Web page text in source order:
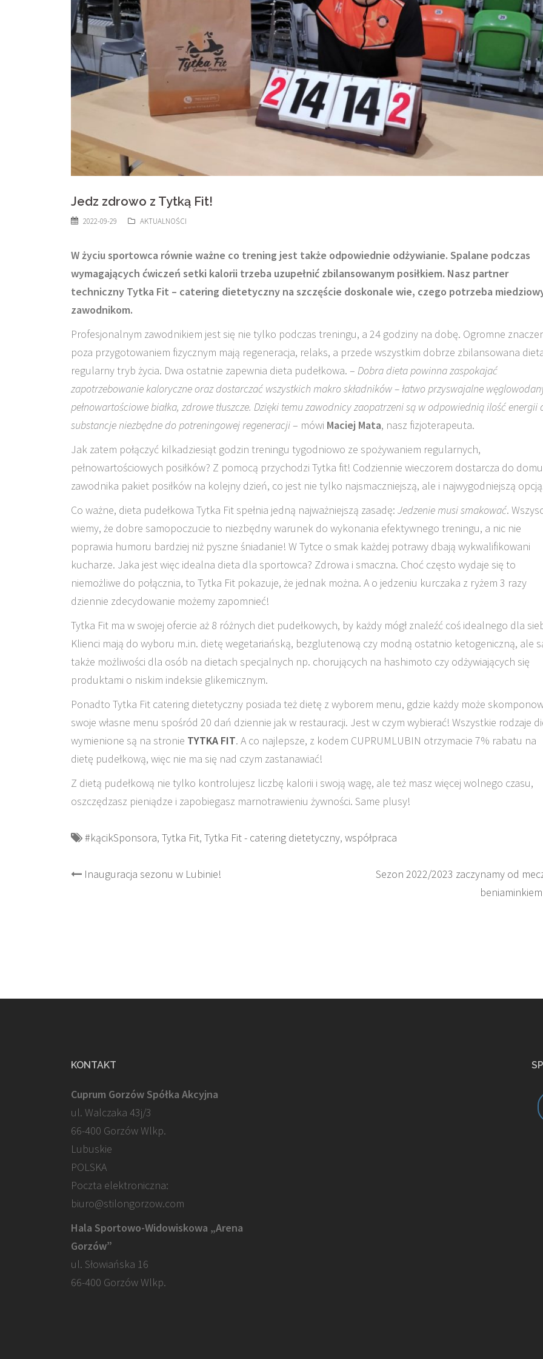
Jedz zdrowo z Tytką Fit!
2022-09-29 AKTUALNOŚCI
W życiu sportowca równie ważne co trening jest także odpowiednie odżywianie. Spalane podczas
wymagających ćwiczeń setki kalorii trzeba uzupełnić zbilansowanym posiłkiem. Nasz partner
techniczny Tytka Fit – catering dietetyczny na szczęście doskonale wie, czego potrzeba
zawodnikom.
Profesjonalnym zawodnikiem jest się nie tylko podczas treningu, a 24 godziny na dobę. Ogromne
poza przygotowaniem fizycznym mają regeneracja, relaks, a przede wszystkim dobrze zbilansowana
regularny tryb życia. Dwa ostatnie zapewnia dieta pudełkowa. – Dobra dieta powinna zaspokajać
zapotrzebowanie kaloryczne oraz dostarczać wszystkich makro składników – łatwo przyswajalne
pełnowartościowe białka, zdrowe tłuszcze. Dzięki temu zawodnicy zaopatrzeni są w odpowiednią ilość energii
substancje niezbędne do potreningowej regeneracji– mówi Maciej Mata, nasz fizjoterapeuta.
Jak zatem połączyć kilkadziesiąt godzin treningu tygodniowo ze spożywaniem regularnych,
pełnowartościowych posiłków? Z pomocą przychodzi Tytka fit! Codziennie wieczorem dostarcza do domu
zawodnika pakiet posiłków na kolejny dzień, co jest nie tylko najsmaczniejszą, ale i najwygodniejszą
Co ważne, dieta pudełkowa Tytka Fit spełnia jedną najważniejszą zasadę: Jedzenie musi smakować.
wiemy, że dobre samopoczucie to niezbędny warunek do wykonania efektywnego treningu, a nic nie
poprawia humoru bardziej niż pyszne śniadanie! W Tytce o smak każdej potrawy dbają wykwalifikowani
kucharze. Jaka jest więc idealna dieta dla sportowca? Zdrowa i smaczna. Choć często wydaje się to
niemożliwe do połącznia, to Tytka Fit pokazuje, że jednak można. A o jedzeniu kurczaka z ryżem 3 razy
dziennie zdecydowanie możemy zapomnieć!
Tytka Fit ma w swojej ofercie aż 8 różnych diet pudełkowych, by każdy mógł znaleźć coś idealnego dla
Klienci mają do wyboru m.in. dietę wegetariańską, bezglutenową czy modną ostatnio ketogeniczną, ale
także możliwości dla osób na dietach specjalnych np. chorujących na hashimoto czy odżywiających się
produktami o niskim indeksie glikemicznym.
Ponadto Tytka Fit catering dietetyczny posiada też dietę z wyborem menu, gdzie każdy może
swoje własne menu spośród 20 dań dziennie jak w restauracji. Jest w czym wybierać! Wszystkie rodzaje
wymienione są na stronie TYTKA FIT. A co najlepsze, z kodem CUPRUMLUBIN otrzymacie 7% rabatu na
dietę pudełkową, więc nie ma się nad czym zastanawiać!
Z dietą pudełkową nie tylko kontrolujesz liczbę kalorii i swoją wagę, ale też masz więcej wolnego czasu,
oszczędzasz pieniądze i zapobiegasz marnotrawieniu żywności. Same plusy!
#kącikSponsora, Tytka Fit, Tytka Fit - catering dietetyczny, współpraca
Post
Inauguracja sezonu w Lubinie!
Sezon 2022/2023 zaczynamy od
KONTAKT
Cuprum Gorzów Spółka Akcyjna
ul. Walczaka 43j/3
66-400 Gorzów Wlkp.
Lubuskie
POLSKA
Poczta elektroniczna:
biuro@stilongorzow.com
Hala Sportowo-Widowiskowa „Arena
Gorzów”
ul. Słowiańska 16
66-400 Gorzów Wlkp.